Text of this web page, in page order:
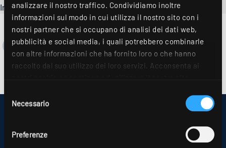
analizzare il nostro traffico. Condividiamo inoltre
informazioni sul modo in cui utilizza il nostro sito con i
nostri partner che si occupano di analisi dei dati web,
pubblicità e social media, i quali potrebbero combinarle
con altre informazioni che ha fornito loro o che hanno
raccolto dal suo utilizzo dei loro servizi. Acconsenta ai
dichiarazione sulla protezione dei dati
Selezione
delNecessario
Preferenze
Im Moment gibts noch nichts zu sehen...
PROTEZIONE DEI DATI PERSONALI
INFORMAZIONI SULLA RISOLUZIONE DELLE CONTROVERSIE PER I